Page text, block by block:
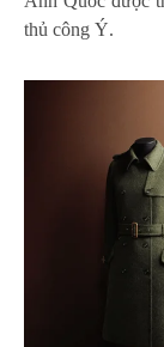
thủ công Ý.